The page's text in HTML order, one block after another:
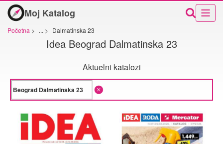
Moj Katalog
Početna > ... > Dalmatinska 23
Idea Beograd Dalmatinska 23
Aktuelni katalozi